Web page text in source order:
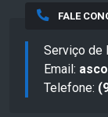
FALE
Serviço de
Email:
Telefone: